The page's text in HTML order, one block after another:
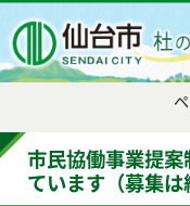
市民協働事業提
ています（募集は